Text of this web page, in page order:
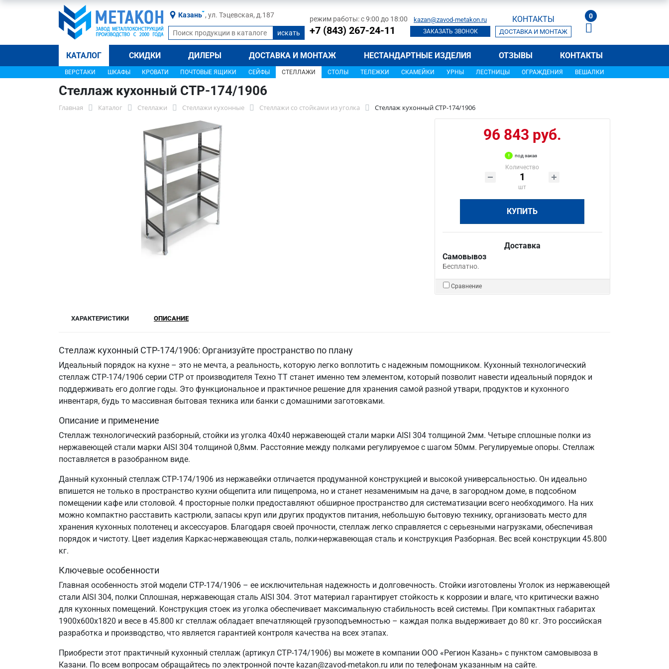
Казань , ул. Тэцевская, д.187 режим работы: с 9:00 до 18:00
+7 (843) 267-24-11
kazan@zavod-metakon.ru
ЗАКАЗАТЬ ЗВОНОК
КОНТАКТЫ
ДОСТАВКА И МОНТАЖ
0
КАТАЛОГ СКИДКИ ДИЛЕРЫ ДОСТАВКА И МОНТАЖ НЕСТАНДАРТНЫЕ ИЗДЕЛИЯ ОТЗЫВЫ КОНТАКТЫ
ВЕРСТАКИ ШКАФЫ КРОВАТИ ПОЧТОВЫЕ ЯЩИКИ СЕЙФЫ СТЕЛЛАЖИ СТОЛЫ ТЕЛЕЖКИ СКАМЕЙКИ УРНЫ ЛЕСТНИЦЫ ОГРАЖДЕНИЯ ВЕШАЛКИ
Стеллаж кухонный СТР-174/1906
Главная Каталог Стеллажи Стеллажи кухонные Стеллажи со стойками из уголка Стеллаж кухонный СТР-174/1906
96 843 руб.
под заказ
Количество
шт
КУПИТЬ
Доставка
Самовывоз
Бесплатно.
Сравнение
ХАРАКТЕРИСТИКИ ОПИСАНИЕ
Стеллаж кухонный СТР-174/1906: Организуйте пространство по плану
Идеальный порядок на кухне – это не мечта, а реальность, которую легко воплотить с надежным помощником. Кухонный технологический
стеллаж СТР-174/1906 серии СТР от производителя Техно ТТ станет именно тем элементом, который позволит навести идеальный порядок и
поддерживать его долгие годы. Это функциональное и практичное решение для хранения самой разной утвари, продуктов и кухонного
инвентаря, будь то массивная бытовая техника или банки с домашними заготовками.
Описание и применение
Стеллаж технологический разборный, стойки из уголка 40х40 нержавеющей стали марки AISI 304 толщиной 2мм. Четыре сплошные полки из
нержавеющей стали марки AISI 304 толщиной 0,8мм. Расстояние между полками регулируемое с шагом 50мм. Регулируемые опоры. Стеллаж
поставляется в разобранном виде.
Данный кухонный стеллаж СТР-174/1906 из нержавейки отличается продуманной конструкцией и высокой универсальностью. Он идеально
впишется не только в пространство кухни общепита или пищепрома, но и станет незаменимым на даче, в загородном доме, в подсобном
помещении кафе или столовой. 4 просторные полки предоставляют обширное пространство для систематизации всего необходимого. На них
можно компактно расставить кастрюли, запасы круп или других продуктов питания, небольшую бытовую технику, организовать место для
хранения кухонных полотенец и аксессуаров. Благодаря своей прочности, стеллаж легко справляется с серьезными нагрузками, обеспечивая
порядок и чистоту. Цвет изделия Каркас-нержавеющая сталь, полки-нержавеющая сталь и конструкция Разборная. Вес всей конструкции 45.800
кг.
Ключевые особенности
Главная особенность этой модели СТР-174/1906 – ее исключительная надежность и долговечность. Стойки изготовлены Уголок из нержавеющей
стали AISI 304, полки Сплошная, нержавеющая сталь AISI 304. Этот материал гарантирует стойкость к коррозии и влаге, что критически важно
для кухонных помещений. Конструкция стоек из уголка обеспечивает максимальную стабильность всей системы. При компактных габаритах
1900х600х1820 и весе в 45.800 кг стеллаж обладает впечатляющей грузоподъемностью – каждая полка выдерживает до 80 кг. Это российская
разработка и производство, что является гарантией контроля качества на всех этапах.
Приобрести этот практичный кухонный стеллаж (артикул СТР-174/1906) вы можете в компании ООО «Регион Казань» с пунктом самовывоза в
Казани. По всем вопросам обращайтесь по электронной почте kazan@zavod-metakon.ru или по телефонам указанным на сайте.